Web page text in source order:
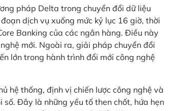
pháp Delta trong chuyển đổi dữ liệu
dịch vụ xuống mức kỷ lục 16 giờ, thời
Banking của các ngân hàng. Điều này
mới. Ngoài ra, giải pháp chuyển đổi
lớn trong hành trình đổi mới công nghệ
hệ thống, định vị chiến lược công nghệ và
Đây là những yếu tố then chốt, hứa hẹn